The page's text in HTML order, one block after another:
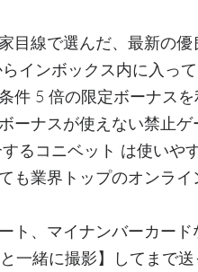
目線で選んだ、最新の
インボックス内に入っ
5 倍の限定ボーナスを
ーナスが使えない禁止
るコニベット は使いや
業界トップのオンライ
ト、マイナンバーカー
一緒に撮影】してまで